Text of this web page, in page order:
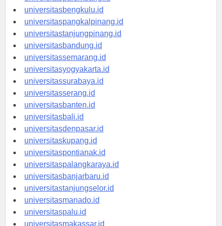
universitaspalembang.id
universitasbengkulu.id
universitaspangkalpinang.id
universitastanjungpinang.id
universitasbandung.id
universitassemarang.id
universitasyogyakarta.id
universitassurabaya.id
universitasserang.id
universitasbanten.id
universitasbali.id
universitasdenpasar.id
universitaskupang.id
universitaspontianak.id
universitaspalangkaraya.id
universitasbanjarbaru.id
universitastanjungselor.id
universitasmanado.id
universitaspalu.id